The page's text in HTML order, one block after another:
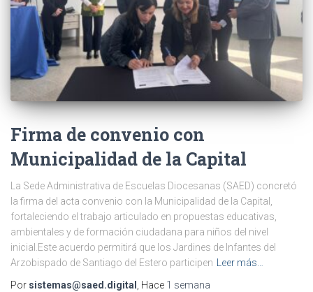
Firma de convenio con
Municipalidad de la Capital
La Sede Administrativa de Escuelas Diocesanas (SAED) concretó
la firma del acta convenio con la Municipalidad de la Capital,
fortaleciendo el trabajo articulado en propuestas educativas,
ambientales y de formación ciudadana para niños del nivel
inicial.Este acuerdo permitirá que los Jardines de Infantes del
Arzobispado de Santiago del Estero participen Leer más…
Por sistemas@saed.digital , Hace 1 semana